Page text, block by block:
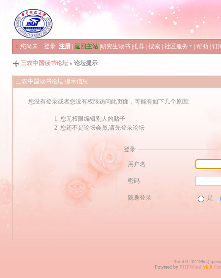
» 您尚未 登录 注册 返回主站 研究生读书 推荐 搜索 社区服务 帮助 订
三农中国读书论坛 » 论坛提示
三农中国读书论坛 提示信息
您没有登录或者您没有权限访问此页面，可能有如下几个原因:
您无权限编辑别人的贴子
您还不是论坛会员,请先登录论坛
登录
用户名
密码
隐身登录 是
Total 0.204196(s)
Powered by PHPWind v6.0